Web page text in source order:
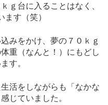
ｇ台に入ることはなく、
ます（笑）
みをかけ、夢の７０ｋｇ
重（なんと！）にもどし
す。
活をしながらも「なかな
じていました。